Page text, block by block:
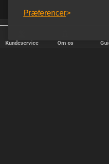
Præferencer
Kundeservice Om os